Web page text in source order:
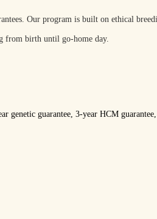
Our program is built on ethical
from birth until go‑home day.
genetic guarantee, 3‑year HCM